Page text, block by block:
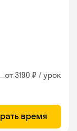
от 3190 ₽ / урок
время